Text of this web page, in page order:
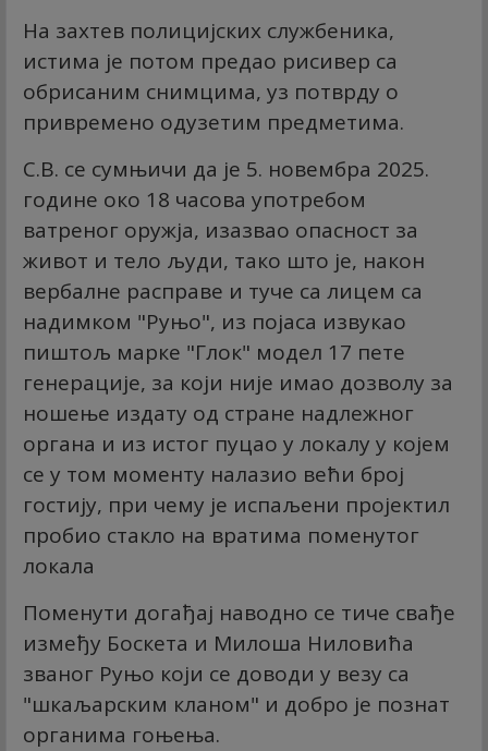
На захтев полицијских службеника,
истима је потом предао рисивер са
обрисаним снимцима, уз потврду о
привремено одузетим предметима.
С.В. се сумњичи да је 5. новембра 2025.
године око 18 часова употребом
ватреног оружја, изазвао опасност за
живот и тело људи, тако што је, након
вербалне расправе и туче са лицем са
надимком "Руњо", из појаса извукао
пиштољ марке "Глок" модел 17 пете
генерације, за који није имао дозволу за
ношење издату од стране надлежног
органа и из истог пуцао у локалу у којем
се у том моменту налазио већи број
гостију, при чему је испаљени пројектил
пробио стакло на вратима поменутог
локала
Поменути догађај наводно се тиче свађе
између Боскета и Милоша Ниловића
званог Руњо који се доводи у везу са
"шкаљарским кланом" и добро је познат
органима гоњења.